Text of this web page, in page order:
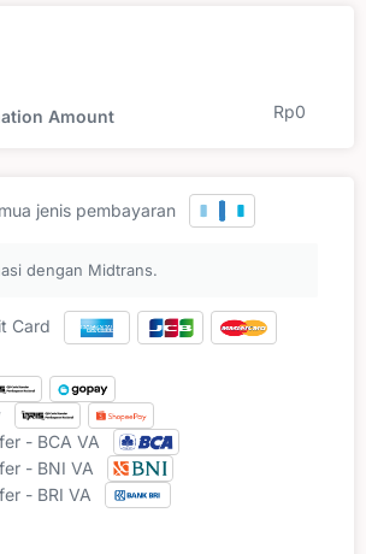
Amount Rp0
jenis pembayaran
dengan Midtrans.
Card
- BCA VA
- BNI VA
- BRI VA